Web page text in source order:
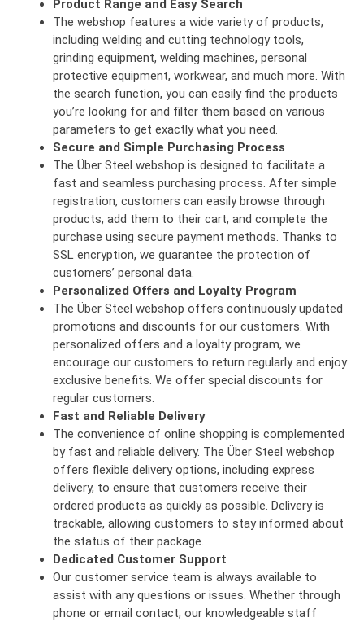
Product Range and Easy Search
The webshop features a wide variety of products,
including welding and cutting technology tools,
grinding equipment, welding machines, personal
protective equipment, workwear, and much more. With
the search function, you can easily find the products
you’re looking for and filter them based on various
parameters to get exactly what you need.
Secure and Simple Purchasing Process
The Über Steel webshop is designed to facilitate a
fast and seamless purchasing process. After simple
registration, customers can easily browse through
products, add them to their cart, and complete the
purchase using secure payment methods. Thanks to
SSL encryption, we guarantee the protection of
customers’ personal data.
Personalized Offers and Loyalty Program
The Über Steel webshop offers continuously updated
promotions and discounts for our customers. With
personalized offers and a loyalty program, we
encourage our customers to return regularly and enjoy
exclusive benefits. We offer special discounts for
regular customers.
Fast and Reliable Delivery
The convenience of online shopping is complemented
by fast and reliable delivery. The Über Steel webshop
offers flexible delivery options, including express
delivery, to ensure that customers receive their
ordered products as quickly as possible. Delivery is
trackable, allowing customers to stay informed about
the status of their package.
Dedicated Customer Support
Our customer service team is always available to
assist with any questions or issues. Whether through
phone or email contact, our knowledgeable staff